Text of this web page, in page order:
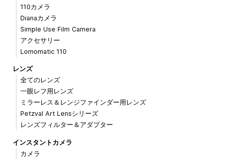
110カメラ
Dianaカメラ
Simple Use Film Camera
アクセサリー
Lomomatic 110
レンズ
全てのレンズ
一眼レフ用レンズ
ミラーレス＆レンジファインダー用レンズ
Petzval Art Lensシリーズ
レンズフィルター＆アダプター
インスタントカメラ
カメラ